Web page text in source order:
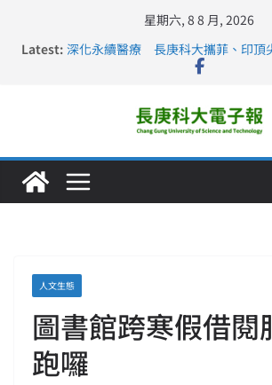
星期六, 8 8 月, 2026
Latest: 深化永續醫療 長庚科大攜菲、印頂
長庚科大訪凱瑟醫療集團、美容學校
仁德醫專與長庚科大締結策略聯盟
長庚科大連四年穩居《遠見》醫學大
人文生態
圖書館跨寒假借閱
跑囉